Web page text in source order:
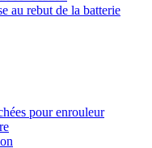
au rebut de la batterie
pour enrouleur